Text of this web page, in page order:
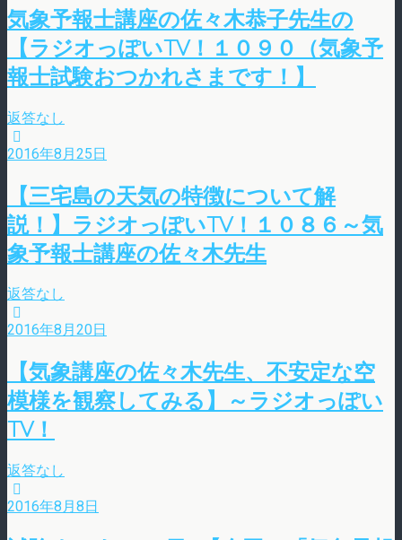
気象予報士講座の佐々木恭子先生の
【ラジオっぽいTV！１０９０（気象予
報士試験おつかれさまです！】
返答なし
2016年8月25日
【三宅島の天気の特徴について解
説！】ラジオっぽいTV！１０８６～気
象予報士講座の佐々木先生
返答なし
2016年8月20日
【気象講座の佐々木先生、不安定な空
模様を観察してみる】～ラジオっぽい
TV！
返答なし
2016年8月8日